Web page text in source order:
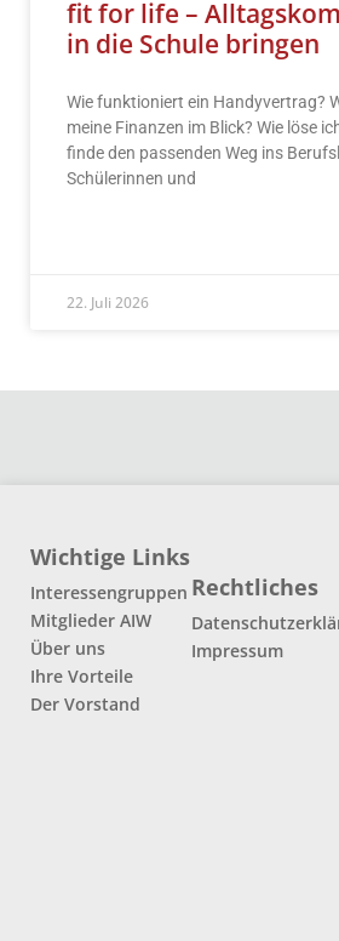
fit for life –
in die Schule bringen
Wie funktioniert ein Handyvertrag?
meine Finanzen im Blick? Wie löse
finde den passenden Weg ins
Schülerinnen und
22. Juli 2026
Wichtige Links
Interessengruppen
Mitglieder AIW
Über uns
Ihre Vorteile
Der Vorstand
Rechtliches
Impressum